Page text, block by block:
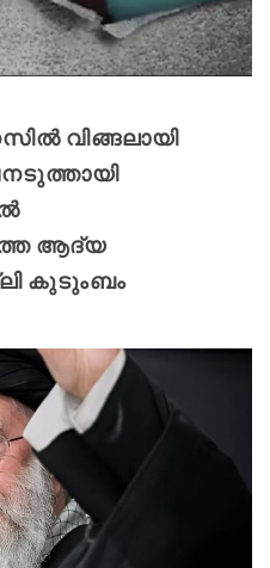
വിങ്ങലായി
ആദ്യ
കുടുംബം